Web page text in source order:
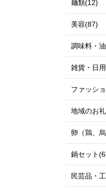
麺類(12)
美容(87)
調味料・
雑貨・日
ファッシ
地域のお
卵（鶏、
鍋セット
民芸品・